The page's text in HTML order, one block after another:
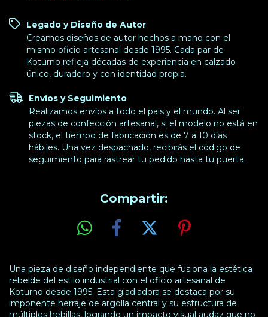
Legado y Diseño de Autor
Creamos diseños de autor hechos a mano con el
mismo oficio artesanal desde 1995. Cada par de
Koturno refleja décadas de experiencia en calzado
único, duradero y con identidad propia.
Envíos y Seguimiento
Realizamos envíos a todo el país y el mundo. Al ser
piezas de confección artesanal, si el modelo no está en
stock, el tiempo de fabricación es de 7 a 10 días
hábiles. Una vez despachado, recibirás el código de
seguimiento para rastrear tu pedido hasta tu puerta.
Compartir:
Una pieza de diseño independiente que fusiona la estética
rebelde del estilo industrial con el oficio artesanal de
Koturno desde 1995. Esta gladiadora se destaca por su
imponente herraje de argolla central y su estructura de
múltiples hebillas, logrando un impacto visual audaz que no